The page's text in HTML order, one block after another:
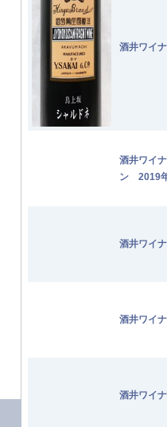
酒井ワイ
酒井ワイ
ン 2019
酒井ワイ
酒井ワイ
酒井ワイ